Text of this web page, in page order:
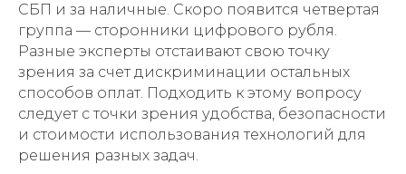
СБП и за наличные. Скоро появится четвертая
группа — сторонники цифрового рубля.
Разные эксперты отстаивают свою точку
зрения за счет дискриминации остальных
способов оплат. Подходить к этому вопросу
следует с точки зрения удобства, безопасности
и стоимости использования технологий для
решения разных задач.